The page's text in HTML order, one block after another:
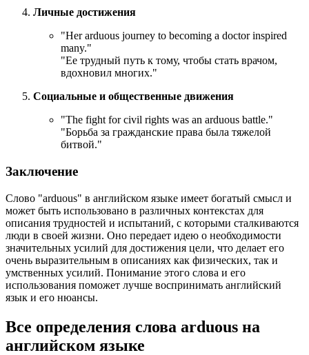
Личные достижения
"Her arduous journey to becoming a doctor inspired
many."
"Ее трудный путь к тому, чтобы стать врачом,
вдохновил многих."
Социальные и общественные движения
"The fight for civil rights was an arduous battle."
"Борьба за гражданские права была тяжелой
битвой."
Заключение
Слово "arduous" в английском языке имеет богатый смысл и
может быть использовано в различных контекстах для
описания трудностей и испытаний, с которыми сталкиваются
люди в своей жизни. Оно передает идею о необходимости
значительных усилий для достижения цели, что делает его
очень выразительным в описаниях как физических, так и
умственных усилий. Понимание этого слова и его
использования поможет лучше воспринимать английский
язык и его нюансы.
Все определения слова arduous на
английском языке